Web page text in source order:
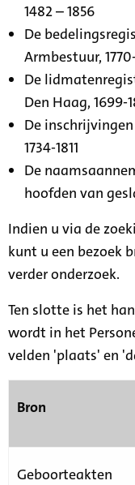
1482 – 1856
De
Armbestuur,
De
Den Haag, 1699-
De
1734-1811
De
hoofden van
Indien u via de
kunt u een bezoek
verder onderzoek.
Ten slotte is het
wordt in het
velden 'plaats' en
Bron
Geboorteakten